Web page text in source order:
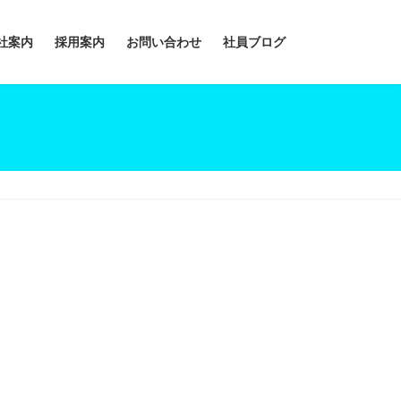
案内 採用案内 お問い合わせ 社員ブログ